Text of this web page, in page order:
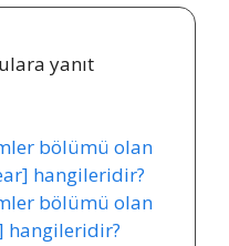
yanıt
bölümü olan
hangileridir?
bölümü olan
hangileridir?